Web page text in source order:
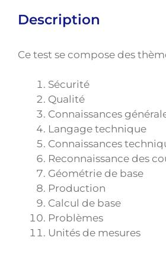
Description
Ce test se compose des
Sécurité
Qualité
Connaissances
Langage technique
Connaissances
Reconnaissance des
Géométrie de base
Production
Calcul de base
Problèmes
Unités de mesures